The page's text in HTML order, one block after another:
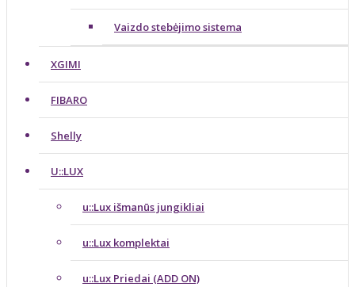
Vaizdo stebėjimo sistema
XGIMI
FIBARO
Shelly
U::LUX
u::Lux išmanūs jungikliai
u::Lux komplektai
u::Lux Priedai (ADD ON)